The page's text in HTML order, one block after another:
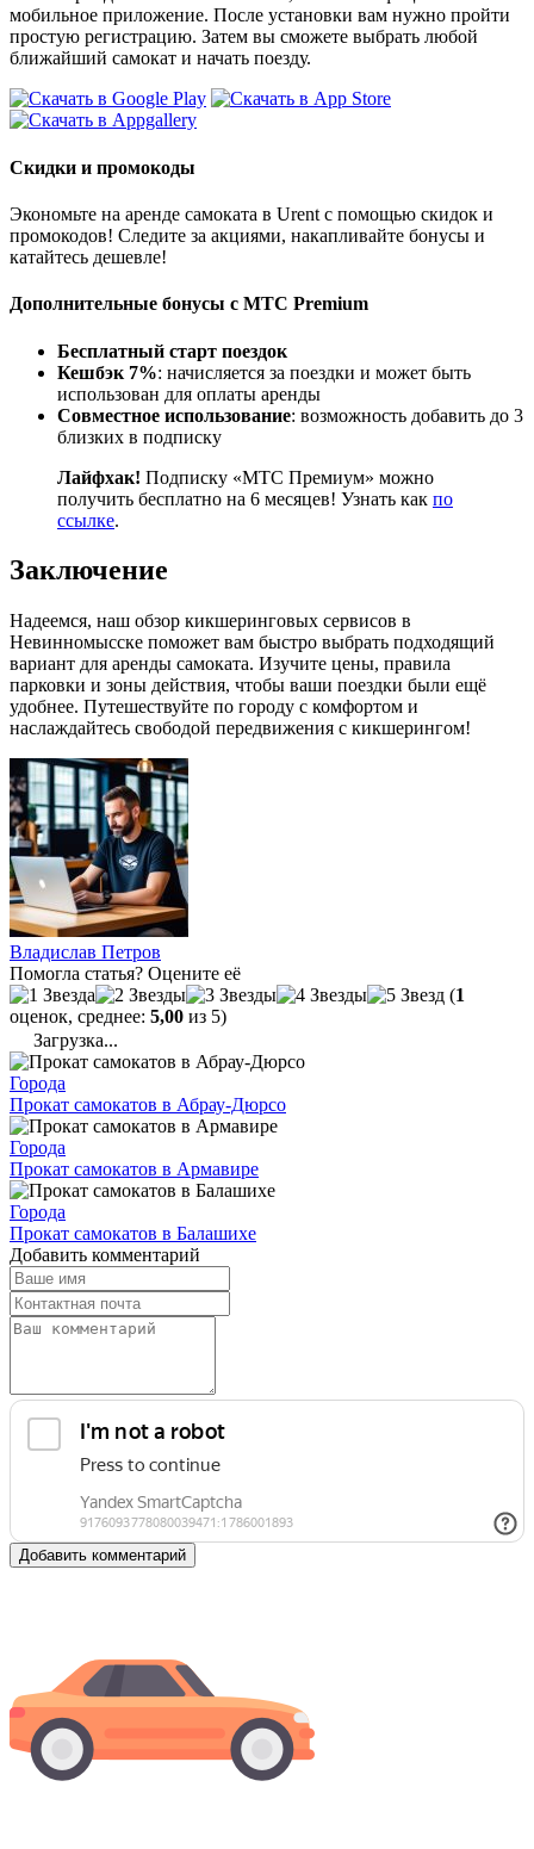
мобильное приложение. После установки вам нужно пройти
простую регистрацию. Затем вы сможете выбрать любой
ближайший самокат и начать поезду.
Скидки и промокоды
Экономьте на аренде самоката в Urent с помощью скидок и
промокодов! Следите за акциями, накапливайте бонусы и
катайтесь дешевле!
Дополнительные бонусы с МТС Premium
Бесплатный старт поездок
Кешбэк 7%: начисляется за поездки и может быть
использован для оплаты аренды
Совместное использование: возможность добавить до 3
близких в подписку
Лайфхак! Подписку «МТС Премиум» можно
получить бесплатно на 6 месяцев! Узнать как по
ссылке.
Заключение
Надеемся, наш обзор кикшеринговых сервисов в
Невинномысске поможет вам быстро выбрать подходящий
вариант для аренды самоката. Изучите цены, правила
парковки и зоны действия, чтобы ваши поездки были ещё
удобнее. Путешествуйте по городу с комфортом и
наслаждайтесь свободой передвижения с кикшерингом!
Владислав Петров
Помогла статья? Оцените её
(1
оценок, среднее: 5,00 из 5)
Загрузка...
Города
Прокат самокатов в Абрау-Дюрсо
Города
Прокат самокатов в Армавире
Города
Прокат самокатов в Балашихе
Добавить комментарий
Добавить комментарий